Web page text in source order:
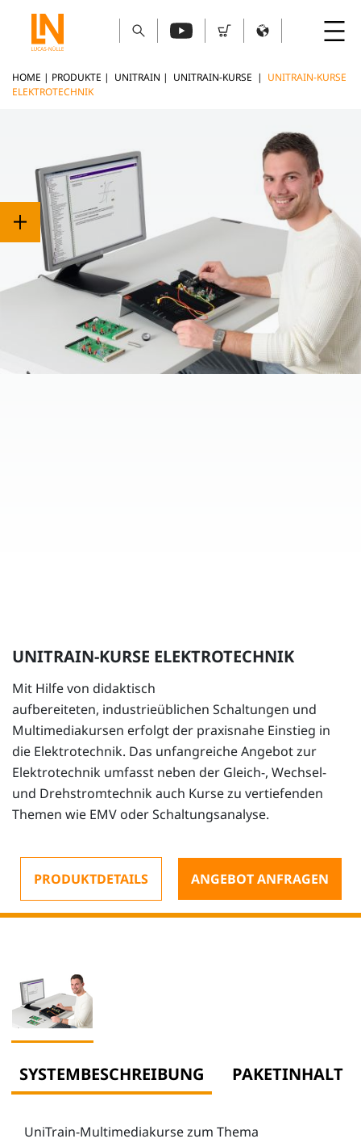
HOME | PRODUKTE | UNITRAIN | UNITRAIN-KURSE | UNITRAIN-KURSE
ELEKTROTECHNIK
UNITRAIN-KURSE ELEKTROTECHNIK
Mit Hilfe von didaktisch
aufbereiteten, industrieüblichen Schaltungen und
Multimediakursen erfolgt der praxisnahe Einstieg in
die Elektrotechnik. Das unfangreiche Angebot zur
Elektrotechnik umfasst neben der Gleich-, Wechsel-
und Drehstromtechnik auch Kurse zu vertiefenden
Themen wie EMV oder Schaltungsanalyse.
PRODUKTDETAILS ANGEBOT ANFRAGEN
SYSTEMBESCHREIBUNG PAKETINHALT
UniTrain-Multimediakurse zum Thema